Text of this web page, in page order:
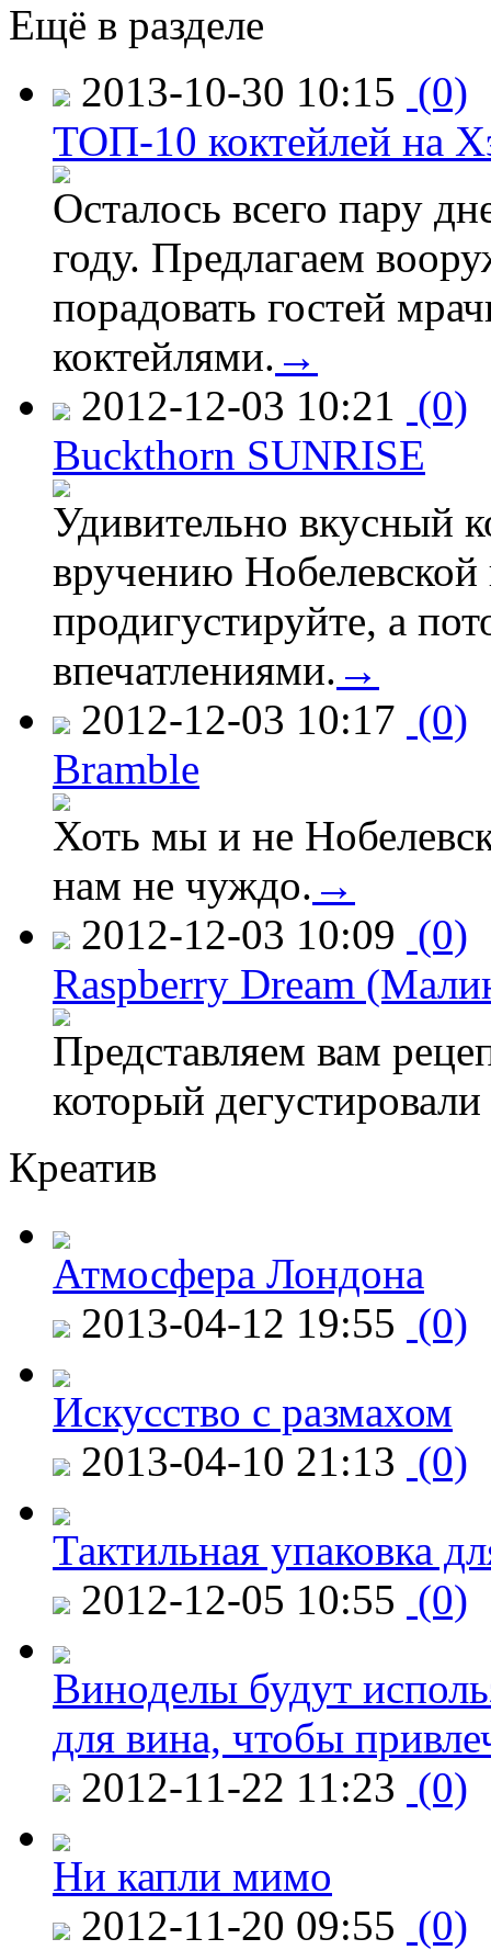
Ещё в разделе
2013-10-30 10:15 (0)
ТОП-10 коктейлей на
Осталось всего пару
году. Предлагаем
порадовать гостей
коктейлями. →
2012-12-03 10:21 (0)
Buckthorn SUNRISE
Удивительно вкусный
вручению
продигустируйте, а
впечатлениями. →
2012-12-03 10:17 (0)
Bramble
Хоть мы и не
нам не чуждо. →
2012-12-03 10:09 (0)
Raspberry Dream
Представляем вам
который
Креатив
Атмосфера Лондона
2013-04-12 19:55 (0)
Искусство с размахом
2013-04-10 21:13 (0)
Тактильная упаковка
2012-12-05 10:55 (0)
Виноделы будут
для вина, чтобы
2012-11-22 11:23 (0)
Ни капли мимо
2012-11-20 09:55 (0)